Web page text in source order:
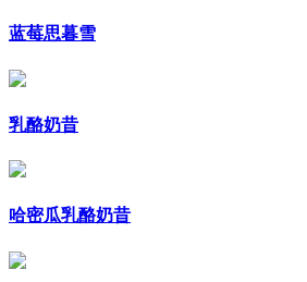
蓝莓思暮雪
乳酪奶昔
哈密瓜乳酪奶昔